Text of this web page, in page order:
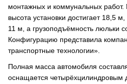
монтажных и коммунальных
высота установки достигает 18,5
11 м, а грузоподъёмность люльки
Конфигурацию представила
транспортные технологии».
Полная масса автомобиля
оснащается четырёхцилиндровым